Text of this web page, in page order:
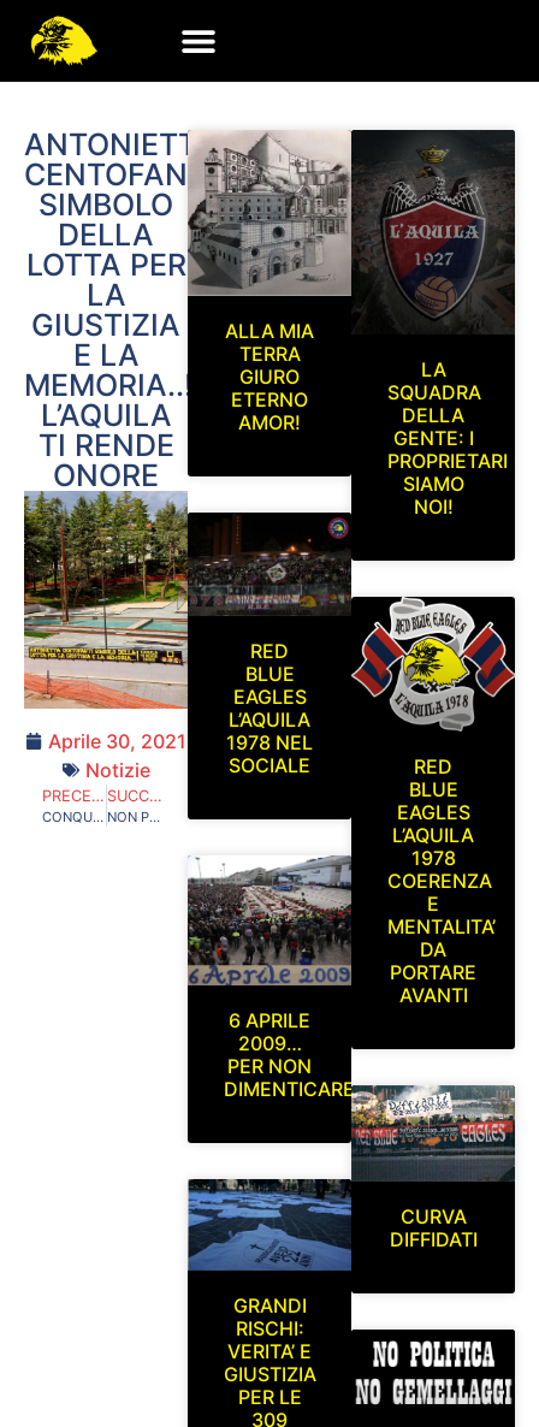
ANTONIETTA
CENTOFANTI
SIMBOLO
DELLA
LOTTA PER
LA
GIUSTIZIA
E LA
MEMORIA..!
L’AQUILA
TI RENDE
ONORE
Aprile 30, 2021
Notizie
PRECEDENTE
CONQUISTIAMO UN’ALTRA CATEGORIA! L’AQUILA 1927 LA SQUADRA DELLA GENTE APPARTIENE A NOI R.B.E. 1978
SUCCESSIVO
NON POTREMO MAI DIMENTICARE QUELLO CHE HAI FATTO PER L’AQUILA…FORZA CARLO BARSOTTI !
ALLA MIA
TERRA
GIURO
ETERNO
AMOR!
RED
BLUE
EAGLES
L’AQUILA
1978 NEL
SOCIALE
6 APRILE
2009…
PER NON
DIMENTICARE
GRANDI
RISCHI:
VERITA’ E
GIUSTIZIA
PER LE
309
LA
SQUADRA
DELLA
GENTE: I
PROPRIETARI
SIAMO
NOI!
RED
BLUE
EAGLES
L’AQUILA
1978
COERENZA
E
MENTALITA’
DA
PORTARE
AVANTI
CURVA
DIFFIDATI